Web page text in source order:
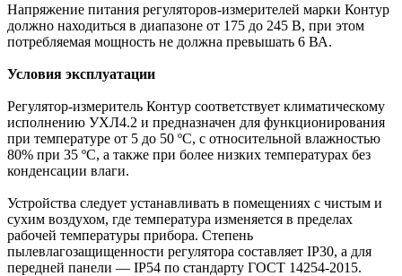
Напряжение питания регуляторов-измерителей марки Контур
должно находиться в диапазоне от 175 до 245 В, при этом
потребляемая мощность не должна превышать 6 ВА.
Условия эксплуатации
Регулятор-измеритель Контур соответствует климатическому
исполнению УХЛ4.2 и предназначен для функционирования
при температуре от 5 до 50 ºС, с относительной влажностью
80% при 35 ºС, а также при более низких температурах без
конденсации влаги.
Устройства следует устанавливать в помещениях с чистым и
сухим воздухом, где температура изменяется в пределах
рабочей температуры прибора. Степень
пылевлагозащищенности регулятора составляет IP30, а для
передней панели — IP54 по стандарту ГОСТ 14254-2015.